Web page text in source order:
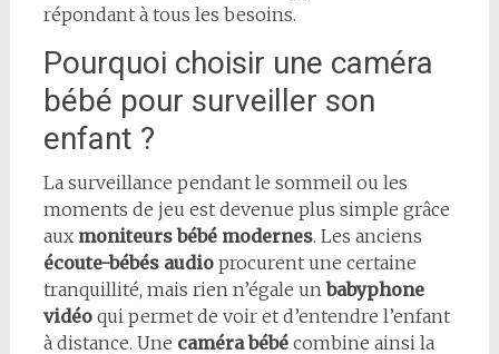
répondant à tous les besoins.
Pourquoi choisir une caméra
bébé pour surveiller son
enfant ?
La surveillance pendant le sommeil ou les
moments de jeu est devenue plus simple grâce
aux moniteurs bébé modernes. Les anciens
écoute-bébés audioprocurent une certaine
tranquillité, mais rien n’égale unbabyphone
vidéoqui permet de voir et d’entendre l’enfant
à distance. Une caméra bébécombine ainsi la